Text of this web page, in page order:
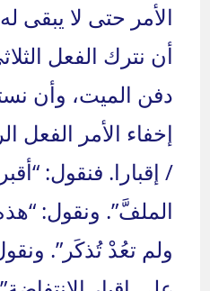
الأمر حتى لا يبقى
أن نترك الفعل
دفن الميت، وأن
إخفاء الأمر الفعل
/ إقبارا. فنقول:
الملفَّ”. ونقول:
ولم تعُدْ تُذكَر”.